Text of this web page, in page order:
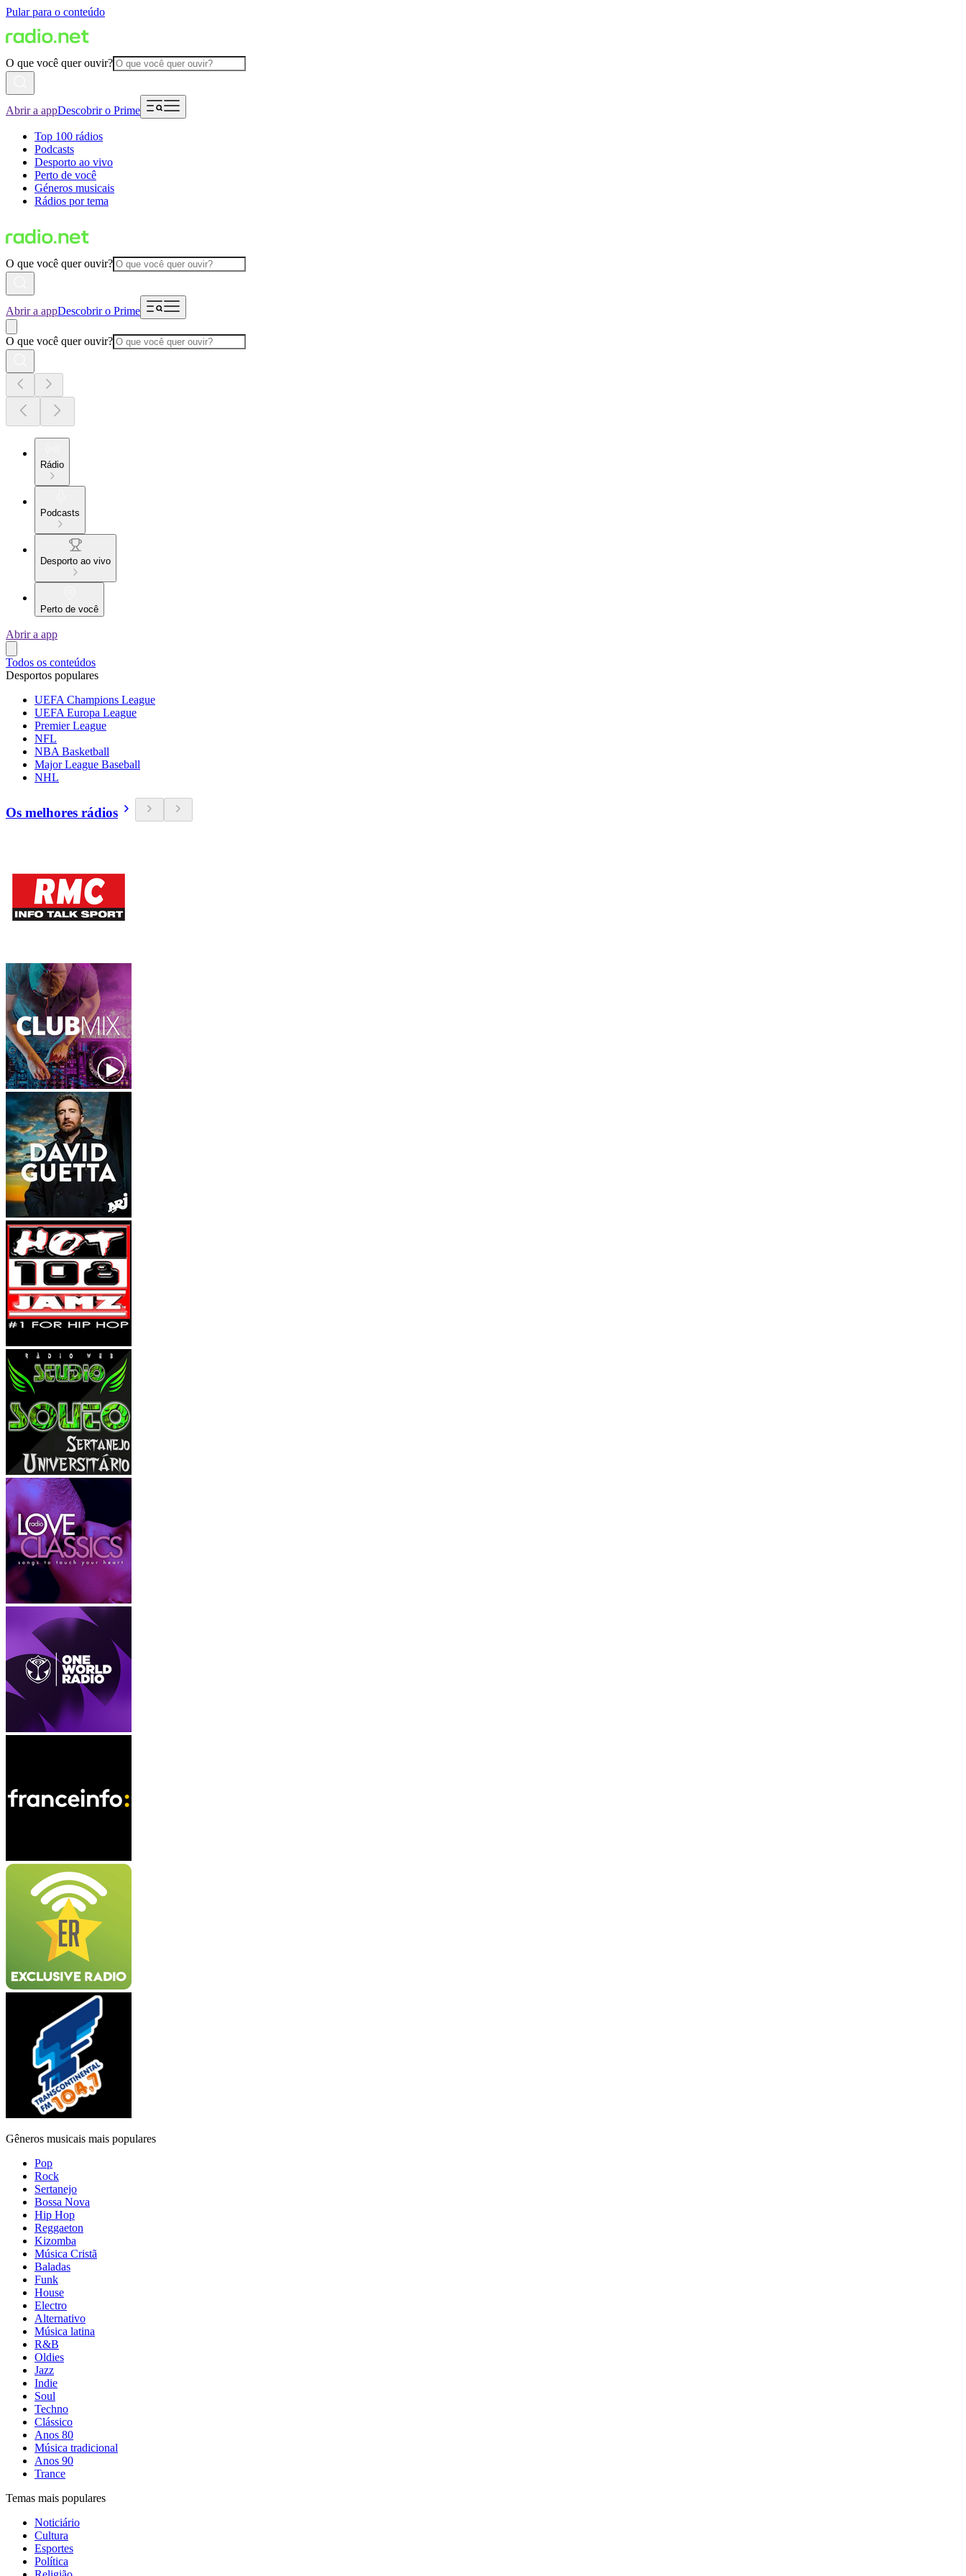
Pular para o conteúdo
O que você quer ouvir?
Abrir a appDescobrir o Prime
Top 100 rádios
Podcasts
Desporto ao vivo
Perto de você
Géneros musicais
Rádios por tema
O que você quer ouvir?
Abrir a appDescobrir o Prime
O que você quer ouvir?
Rádio
Podcasts
Desporto ao vivo
Perto de você
Abrir a app
Todos os conteúdos
Desportos populares
UEFA Champions League
UEFA Europa League
Premier League
NFL
NBA Basketball
Major League Baseball
NHL
Os melhores rádios
Gêneros musicais mais populares
Pop
Rock
Sertanejo
Bossa Nova
Hip Hop
Reggaeton
Kizomba
Música Cristã
Baladas
Funk
House
Electro
Alternativo
Música latina
R&B
Oldies
Jazz
Indie
Soul
Techno
Clássico
Anos 80
Música tradicional
Anos 90
Trance
Temas mais populares
Noticiário
Cultura
Esportes
Política